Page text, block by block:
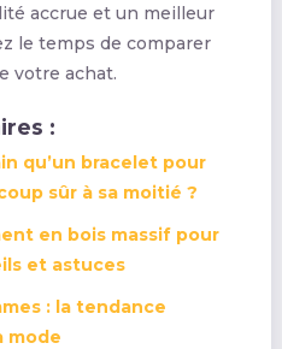
accrue et un meilleur
le temps de comparer
votre achat.
:
qu’un bracelet pour
sûr à sa moitié ?
en bois massif pour
et astuces
: la tendance
mode